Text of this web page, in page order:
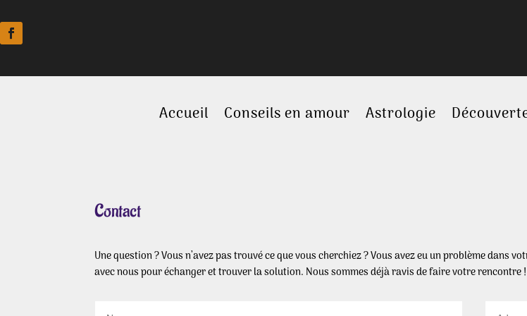
Accueil Conseils en amour Astrologie
Contact
Une question ? Vous n’avez pas trouvé ce que vous cherchiez ? Vous avez eu un problème dans
avec nous pour échanger et trouver la solution. Nous sommes déjà ravis de faire votre rencontre !